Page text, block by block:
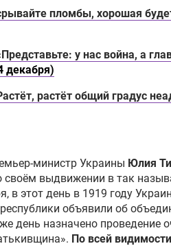
пломбы, хорошая
у нас война, а
декабря)
растёт общий градус
министр Украины Юлия
своём выдвижении в так
в этот день в 1919 году
объявили об
день назначено проведение
По всей